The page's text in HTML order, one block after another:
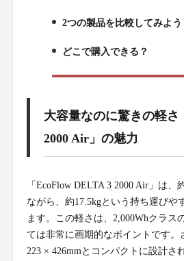
3.
2つの製品を比較してみよう
どこで購入できる？
大容量なのに驚きの軽さ
2000 Air」の魅力
「EcoFlow DELTA 3 2000 Air」は、
ながら、約17.5kgという持ち運びや
ます。この軽さは、2,000Whクラス
ては非常に画期的なポイントです。
223 × 426mmとコンパクトに設計さ